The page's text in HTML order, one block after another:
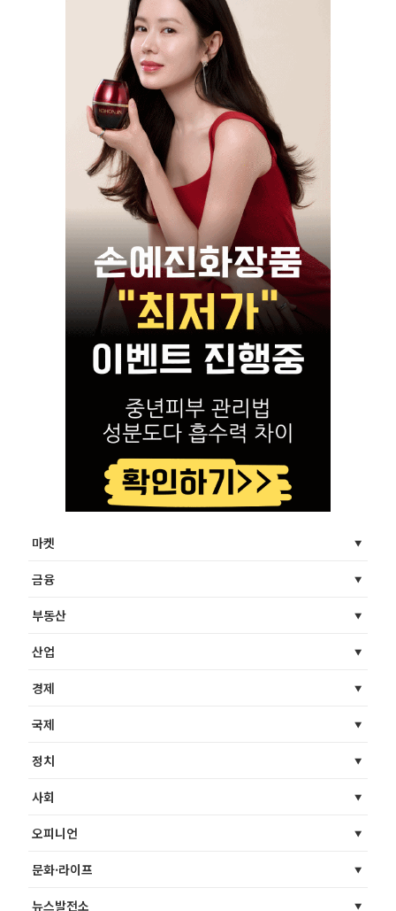
마켓
금융
부동산
산업
경제
국제
정치
사회
오피니언
문화·라이프
뉴스발전소